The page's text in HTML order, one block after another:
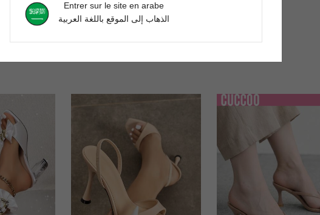
Entrer sur le site en arabe
الذهاب إلى الموقع باللغة العربية